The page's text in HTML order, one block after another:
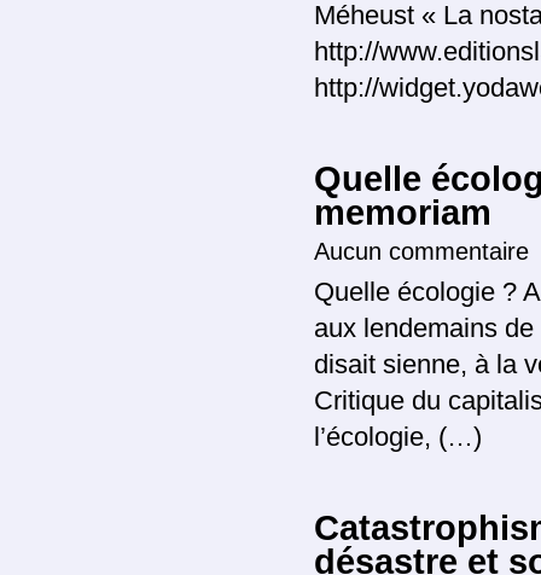
Méheust « La
http://
http://
Quelle
memoriam
Aucun commentaire
Quelle écologie ?
aux lendemains de
disait sienne, à la
Critique du
l’écologie, (…)
désastre et